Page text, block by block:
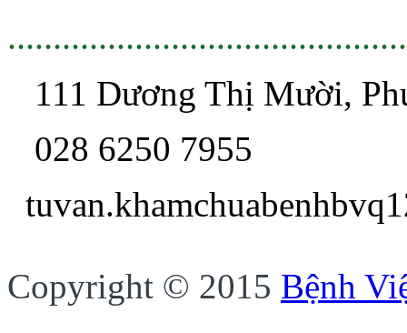
111 Dương Thị Mười,
028 6250 7955
Copyright © 2015 Bệnh